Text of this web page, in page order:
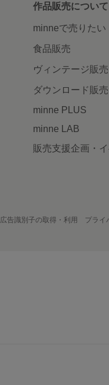
作品販売について
minneで売りたい
食品販売
ヴィンテージ販売
ダウンロード販売
minne PLUS
minne LAB
販売支援企画・
広告識別子の取得・利用 プライ